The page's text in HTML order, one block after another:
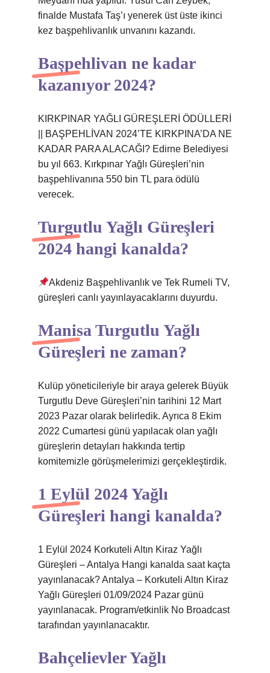
finalde Mustafa Taş’ı yenerek üst üste ikinci
kez başpehlivanlık unvanını kazandı.
Başpehlivan ne kadar
kazanıyor 2024?
KIRKPINAR YAĞLI GÜREŞLERİ ÖDÜLLERİ
|| BAŞPEHLİVAN 2024’TE KIRKPINA’DA NE
KADAR PARA ALACAĞI? Edirne Belediyesi
bu yıl 663. Kırkpınar Yağlı Güreşleri’nin
başpehlivanına 550 bin TL para ödülü
verecek.
Turgutlu Yağlı Güreşleri
2024 hangi kanalda?
Akdeniz Başpehlivanlık ve Tek Rumeli TV,
güreşleri canlı yayınlayacaklarını duyurdu.
Manisa Turgutlu Yağlı
Güreşleri ne zaman?
Kulüp yöneticileriyle bir araya gelerek Büyük
Turgutlu Deve Güreşleri’nin tarihini 12 Mart
2023 Pazar olarak belirledik. Ayrıca 8 Ekim
2022 Cumartesi günü yapılacak olan yağlı
güreşlerin detayları hakkında tertip
komitemizle görüşmelerimizi gerçekleştirdik.
1 Eylül 2024 Yağlı
Güreşleri hangi kanalda?
1 Eylül 2024 Korkuteli Altın Kiraz Yağlı
Güreşleri – Antalya Hangi kanalda saat kaçta
yayınlanacak? Antalya – Korkuteli Altın Kiraz
Yağlı Güreşleri 01/09/2024 Pazar günü
yayınlanacak. Program/etkinlik No Broadcast
tarafından yayınlanacaktır.
Bahçelievler Yağlı